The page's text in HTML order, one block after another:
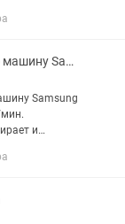
Продам стиральную машину Samsung 6кг
Samsung
мин.
и
выбора